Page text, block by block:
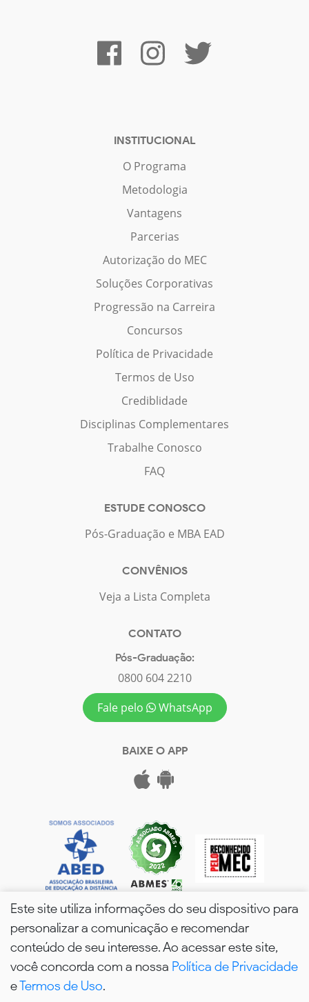
INSTITUCIONAL
O Programa
Metodologia
Vantagens
Parcerias
Autorização do MEC
Soluções Corporativas
Progressão na Carreira
Concursos
Política de Privacidade
Termos de Uso
Crediblidade
Disciplinas Complementares
Trabalhe Conosco
FAQ
ESTUDE CONOSCO
Pós-Graduação e MBA EAD
CONVÊNIOS
Veja a Lista Completa
CONTATO
Pós-Graduação:
0800 604 2210
Fale pelo
WhatsApp
BAIXE O APP
wPós - 2026. Todos os Direitos Reservados.
Este site utiliza informações do seu dispositivo para
personalizar a comunicação e recomendar
conteúdo de seu interesse. Ao acessar este site,
você concorda com a nossa Política de Privacidade
eTermos de Uso.